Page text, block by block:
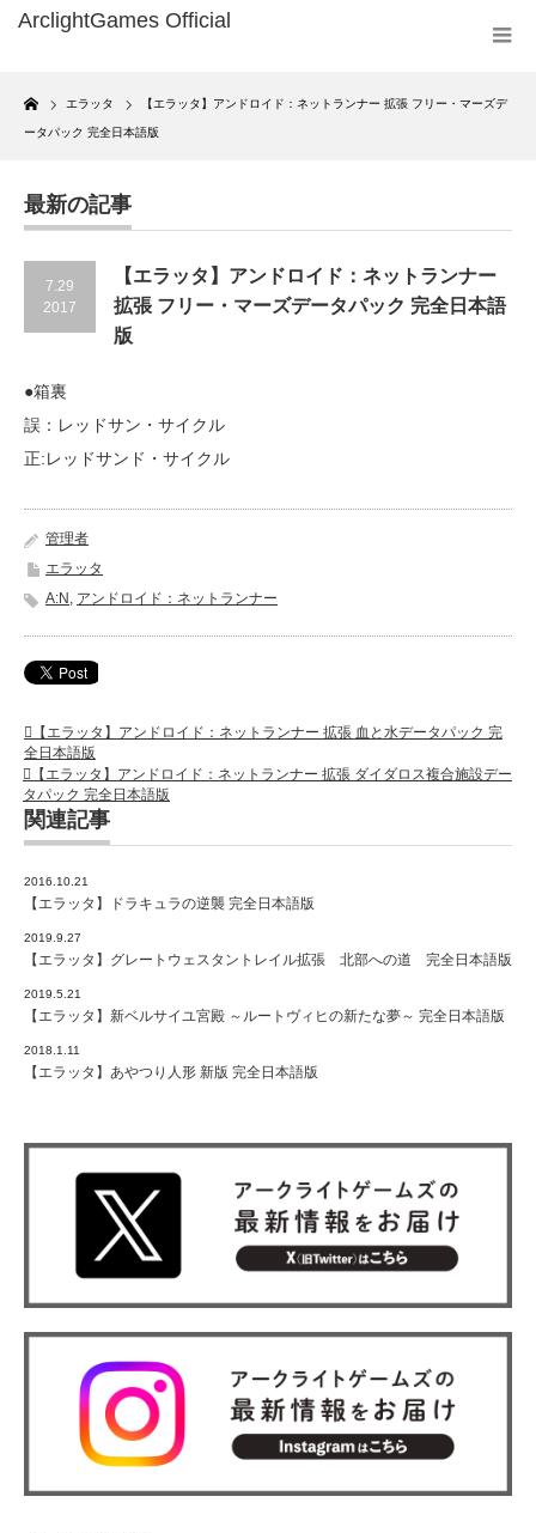
Home
エラッタ 【エラッタ】アンドロイド：ネットランナー 拡張 フリー・マーズデ
ータパック 完全日本語版
最新の記事
7.29
2017
【エラッタ】アンドロイド：ネットランナー
拡張 フリー・マーズデータパック 完全日本語
版
●箱裏
誤：レッドサン・サイクル
正:レッドサンド・サイクル
管理者
エラッタ
A:N , アンドロイド：ネットランナー
【エラッタ】アンドロイド：ネットランナー 拡張 血と水データパック 完
全日本語版
【エラッタ】アンドロイド：ネットランナー 拡張 ダイダロス複合施設デー
タパック 完全日本語版
関連記事
2016.10.21
【エラッタ】ドラキュラの逆襲 完全日本語版
2019.9.27
【エラッタ】グレートウェスタントレイル拡張 北部への道 完全日本語版
2019.5.21
【エラッタ】新ベルサイユ宮殿 ～ルートヴィヒの新たな夢～ 完全日本語版
2018.1.11
【エラッタ】あやつり人形 新版 完全日本語版